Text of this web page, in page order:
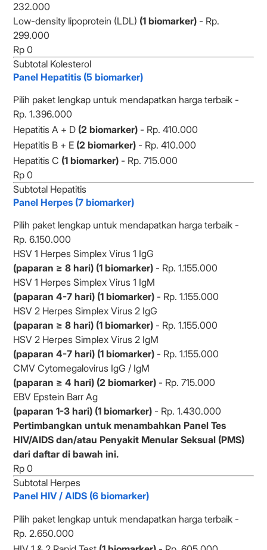
232.000
Low-density lipoprotein (LDL) (1 biomarker) - Rp.
299.000
Subtotal Kolesterol
Panel Hepatitis (5 biomarker)
Pilih paket lengkap untuk mendapatkan harga terbaik -
Rp. 1.396.000
Hepatitis A + D (2 biomarker) - Rp. 410.000
Hepatitis B + E (2 biomarker) - Rp. 410.000
Hepatitis C (1 biomarker) - Rp. 715.000
Subtotal Hepatitis
Panel Herpes (7 biomarker)
Pilih paket lengkap untuk mendapatkan harga terbaik -
Rp. 6.150.000
HSV 1 Herpes Simplex Virus 1 IgG
(paparan ≥ 8 hari) (1 biomarker) - Rp. 1.155.000
HSV 1 Herpes Simplex Virus 1 IgM
(paparan 4-7 hari) (1 biomarker) - Rp. 1.155.000
HSV 2 Herpes Simplex Virus 2 IgG
(paparan ≥ 8 hari) (1 biomarker) - Rp. 1.155.000
HSV 2 Herpes Simplex Virus 2 IgM
(paparan 4-7 hari) (1 biomarker) - Rp. 1.155.000
CMV Cytomegalovirus IgG / IgM
(paparan ≥ 4 hari) (2 biomarker) - Rp. 715.000
EBV Epstein Barr Ag
(paparan 1-3 hari) (1 biomarker) - Rp. 1.430.000
Pertimbangkan untuk menambahkan Panel Tes
HIV/AIDS dan/atau Penyakit Menular Seksual (PMS)
dari daftar di bawah ini.
Subtotal Herpes
Panel HIV / AIDS (6 biomarker)
Pilih paket lengkap untuk mendapatkan harga terbaik -
Rp. 2.650.000